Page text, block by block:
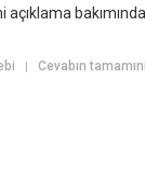
açıklama
|Cevabın